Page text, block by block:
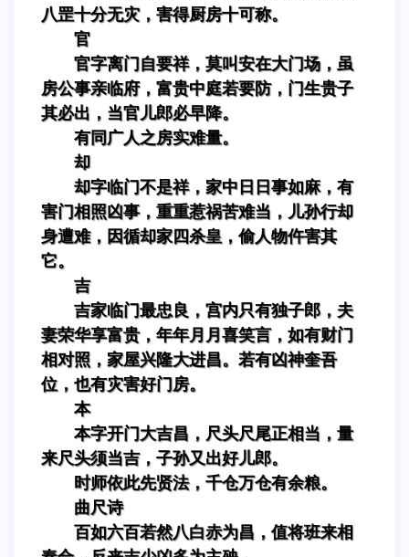
八罡十分无灾，害得厨房十可称。
官
官字离门自要祥，莫叫安在大门场，虽
房公事亲临府，富贵中庭若要防，门生贵子
其必出，当官儿郎必早降。
有同广人之房实难量。
却
却字临门不是祥，家中日日事如麻，有
害门相照凶事，重重惹祸苦难当，儿孙行却
身遭难，因循却家四杀皇，偷人物仵害其
它。
吉
吉家临门最忠良，宫内只有独子郎，夫
妻荣华享富贵，年年月月喜笑言，如有财门
相对照，家屋兴隆大进昌。若有凶神奎吾
位，也有灾害好门房。
本
本字开门大吉昌，尺头尺尾正相当，量
来尺头须当吉，子孙又出好儿郎。
时师依此先贤法，千仓万仓有余粮。
曲尺诗
百如六百若然八白赤为昌，值将班来相